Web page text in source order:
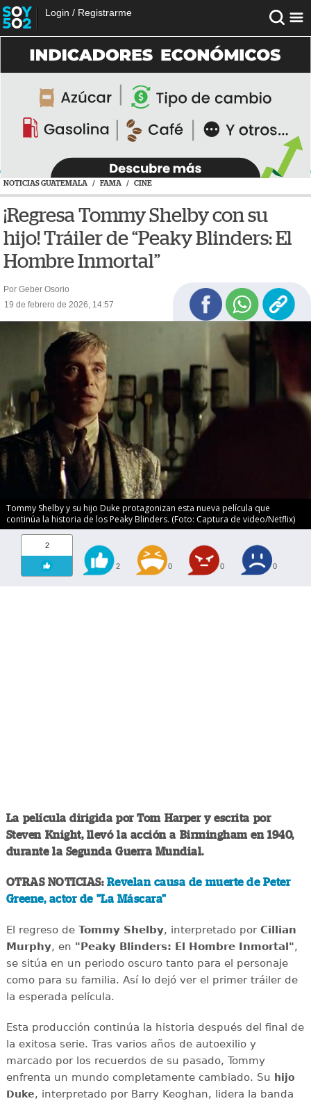
Login / Registrarme
NOTICIAS GUATEMALA / FAMA / CINE
¡Regresa Tommy Shelby con su
hijo! Tráiler de “Peaky Blinders: El
Hombre Inmortal”
Por Geber Osorio
19 de febrero de 2026, 14:57
Tommy Shelby y su hijo Duke protagonizan esta nueva película que
continúa la historia de los Peaky Blinders. (Foto: Captura de video/Netflix)
2
2 0 0 0
La película dirigida por Tom Harper y escrita por
Steven Knight, llevó la acción a Birmingham en 1940,
durante la Segunda Guerra Mundial.
OTRAS NOTICIAS: Revelan causa de muerte de Peter
Greene, actor de "La Máscara"
El regreso de Tommy Shelby, interpretado por Cillian
Murphy, en "Peaky Blinders: El Hombre Inmortal",
se sitúa en un periodo oscuro tanto para el personaje
como para su familia. Así lo dejó ver el primer tráiler de
la esperada película.
Esta producción continúa la historia después del final de
la exitosa serie. Tras varios años de autoexilio y
marcado por los recuerdos de su pasado, Tommy
enfrenta un mundo completamente cambiado. Su hijo
Duke, interpretado por Barry Keoghan, lidera la banda